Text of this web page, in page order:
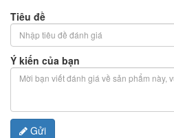
Tiêu đề
Ý kiến của bạn
Gửi